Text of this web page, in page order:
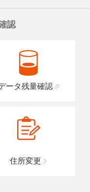
認
ータ残量確認
住所変更